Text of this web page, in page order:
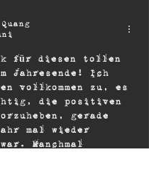
für diesen tollen
Jahresende! Ich
vollkommen zu, es
die positiven
gerade
mal wieder
Manchmal